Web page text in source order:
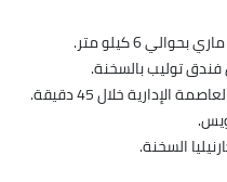
6 كيلو متر.
خلال 45 دقيقة.
السخنة.